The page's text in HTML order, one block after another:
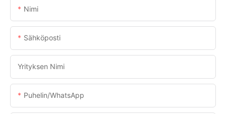
Nimi
Sähköposti
Yrityksen Nimi
Puhelin/WhatsApp